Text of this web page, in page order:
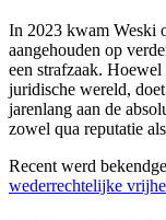
In 2023 kwam Weski
aangehouden op
een strafzaak.
juridische wereld,
jarenlang aan de
zowel qua reputatie
Recent werd
wederrechtelijke